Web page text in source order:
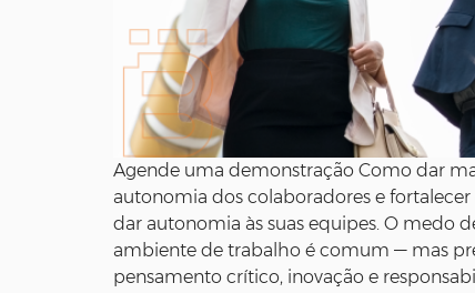
Agende uma demonstração Como dar
autonomia dos colaboradores e
dar autonomia às suas equipes. O medo
ambiente de trabalho é comum — mas
pensamento crítico, inovação e